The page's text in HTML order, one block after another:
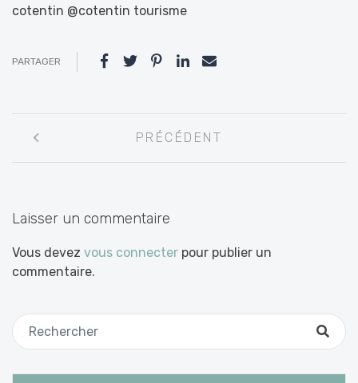
cotentin @cotentin tourisme
PARTAGER
entre
PRÉCÉDENT
Laisser un commentaire
Vous devez vous connecter pour publier un
commentaire.